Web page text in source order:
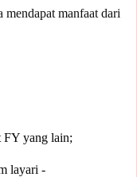
mendapat manfaat dari
FY yang lain;
layari -